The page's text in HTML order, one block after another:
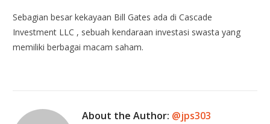
Sebagian besar kekayaan Bill Gates ada di Cascade
Investment LLC , sebuah kendaraan investasi swasta yang
memiliki berbagai macam saham.
About the Author: @jps303